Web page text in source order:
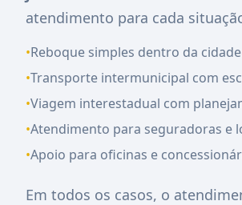
atendimento para cada
•Reboque simples dentro da cidade
•Transporte intermunicipal com
•Viagem interestadual com
•Atendimento para seguradoras e
•Apoio para oficinas e
Em todos os casos, o